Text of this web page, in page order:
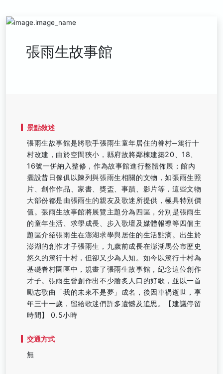
張雨生故事館
景點敘述
張雨生故事館是將歌手張雨生童年居住的眷村─篤行十
村改建，由於空間狹小，縣府故將鄰棟建築20、18、
16號一併納入整修，作為故事館進行整體佈展；館內
擺設昔日傢俱以陳列與張雨生相關的文物，如張雨生照
片、創作作品、家書、獎盃、事蹟、影片等，這些文物
大部份都是由張雨生的親友及歌迷所提供，極具特別價
值。張雨生故事館將展覽主題分為四區，分別是張雨生
的童年生活、求學成長、步入歌壇及媒體報導等四個主
題區介紹張雨生在澎湖求學與居住的生活點滴。出生於
澎湖的創作才子張雨生，九歲前成長在澎湖馬公市歷史
悠久的篤行十村，但卻又少為人知。如今以篤行十村為
基礎眷村園區中，規畫了張雨生故事館，紀念這位創作
才子。張雨生曾創作出不少膾炙人口的好歌，並以一首
勵志歌曲「我的未來不是夢」成名，後因車禍逝世，享
年三十一歲，留給歌迷們許多遺憾及追思。【建議停留
時間】 0.5小時
交通方式
無